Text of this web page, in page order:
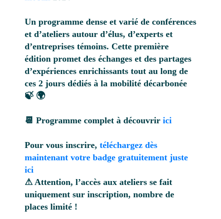
Un programme dense et varié de conférences
et d’ateliers autour d’élus, d’experts et
d’entreprises témoins. Cette première
édition promet des échanges et des partages
d’expériences enrichissants tout au long de
ces 2 jours dédiés à la mobilité décarbonée
🍃 🌍
📆 Programme complet à découvrir ici
Pour vous inscrire, téléchargez dès
maintenant votre badge gratuitement juste
ici
⚠ Attention, l’accès aux ateliers se fait
uniquement sur inscription, nombre de
places limité !